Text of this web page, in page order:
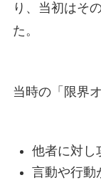
り、当初はそ
た。
当時の「限界
他者に対し
言動や行動